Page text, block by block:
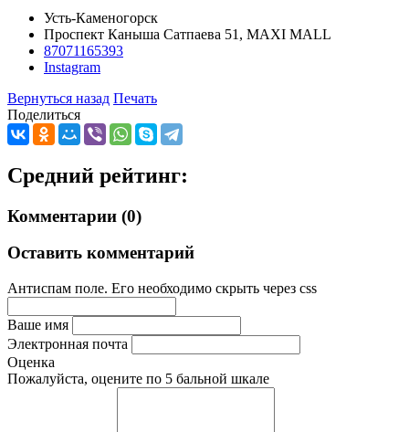
Усть-Каменогорск
Проспект Каныша Сатпаева 51, MAXI MALL
87071165393
Instagram
Вернуться назад Печать
Поделиться
Средний рейтинг:
Комментарии (0)
Оставить комментарий
Антиспам поле. Его необходимо скрыть через css
Ваше имя
Электронная почта
Оценка
Пожалуйста, оцените по 5 бальной шкале